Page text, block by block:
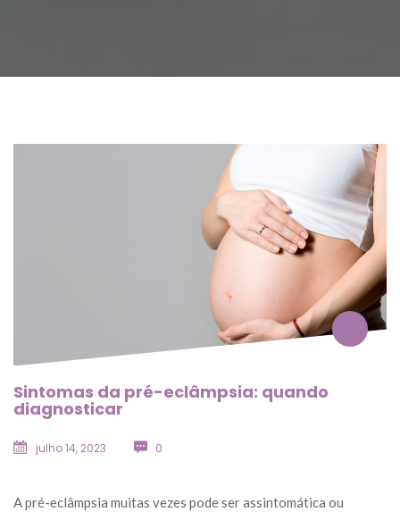
Sintomas da pré-eclâmpsia: quando
diagnosticar
julho 14, 2023 0
A pré-eclâmpsia muitas vezes pode ser assintomática ou